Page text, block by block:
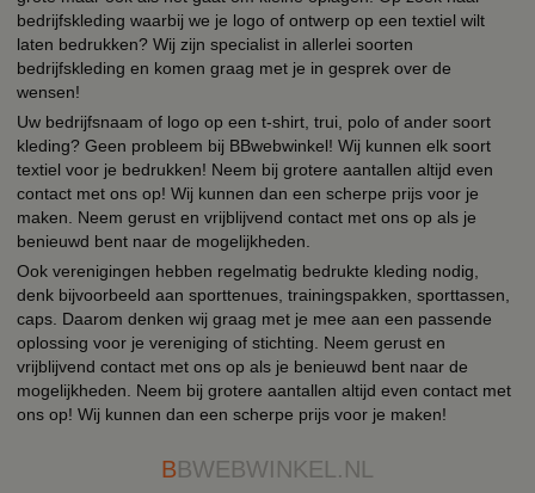
bedrijfskleding waarbij we je logo of ontwerp op een textiel wilt
laten bedrukken? Wij zijn specialist in allerlei soorten
bedrijfskleding en komen graag met je in gesprek over de
wensen!
Uw bedrijfsnaam of logo op een t-shirt, trui, polo of ander soort
kleding? Geen probleem bij BBwebwinkel! Wij kunnen elk soort
textiel voor je bedrukken! Neem bij grotere aantallen altijd even
contact met ons op! Wij kunnen dan een scherpe prijs voor je
maken. Neem gerust en vrijblijvend contact met ons op als je
benieuwd bent naar de mogelijkheden.
Ook verenigingen hebben regelmatig bedrukte kleding nodig,
denk bijvoorbeeld aan sporttenues, trainingspakken, sporttassen,
caps. Daarom denken wij graag met je mee aan een passende
oplossing voor je vereniging of stichting. Neem gerust en
vrijblijvend contact met ons op als je benieuwd bent naar de
mogelijkheden. Neem bij grotere aantallen altijd even contact met
ons op! Wij kunnen dan een scherpe prijs voor je maken!
BBWEBWINKEL.NL